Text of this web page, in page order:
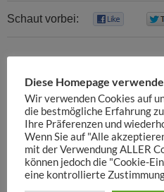
Schaut vorbei:
Vorheriges Bild
Nächstes Bild
Diese Homepage
Wir verwenden Cookies auf
die bestmögliche Erfahrung
Ihre Präferenzen und
Wenn Sie auf "Alle
mit der Verwendung ALLER
können jedoch die "Cookie-
eine kontrollierte